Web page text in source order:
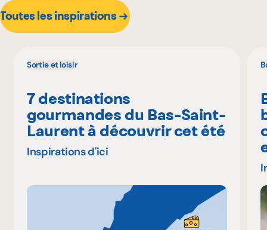
Toutes les inspirations
Sortie et loisir
7 destinations
gourmandes du Bas-Saint-
Laurent à découvrir cet été
Inspirations d'ici